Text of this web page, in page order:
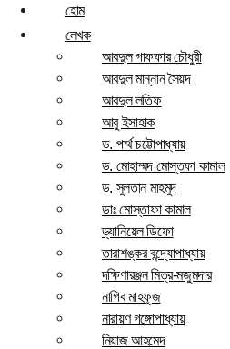
হোম
লেখক
আবদুল গাফফার চৌধুরী
আবদুল মান্নান সৈয়দ
আবদুল লতিফ
আবু ইসাহাক
ড. পার্থ চট্টোপাধ্যায়
ড. মোহাম্মদ মোস্তফা কামাল
ড. সুলতান মাহমুদ
ডাঃ মোস্তাফা কামাল
ড্যানিয়েল ডিফো
তারাশঙ্কর বন্দ্যোপাধ্যায়
দক্ষিণারঞ্জন মিত্র-মজুমদার
নাগিব মাহফুজ
নারায়ণ গঙ্গোপাধ্যায়
নিয়াজ আহমেদ